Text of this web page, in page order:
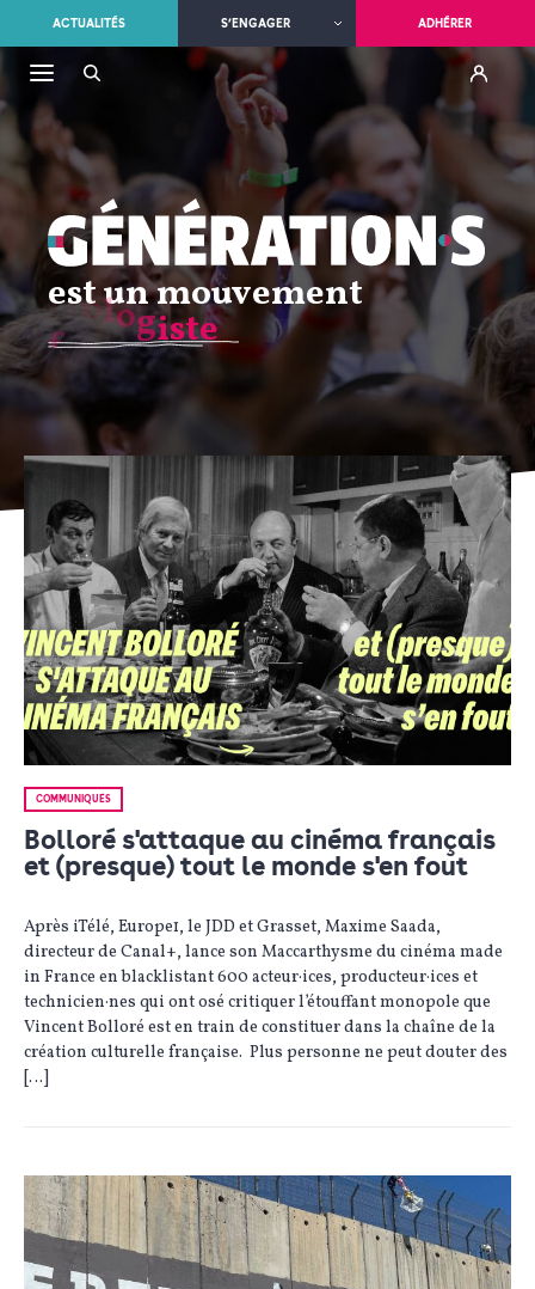
ACTUALITÉS S’ENGAGER ADHÉRER
est un mouvement
féministe
COMMUNIQUÉS
Bolloré s'attaque au cinéma français
et (presque) tout le monde s'en fout
Après iTélé, Europe1, le JDD et Grasset, Maxime Saada,
directeur de Canal+, lance son Maccarthysme du cinéma made
in France en blacklistant 600 acteur·ices, producteur·ices et
technicien·nes qui ont osé critiquer l’étouffant monopole que
Vincent Bolloré est en train de constituer dans la chaîne de la
création culturelle française. Plus personne ne peut douter des
[…]